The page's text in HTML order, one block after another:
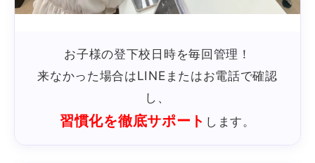
お子様の登下校日時を毎回管理！
来なかった場合はLINEまたはお電話で確認
し、
習慣化を徹底サポート します。